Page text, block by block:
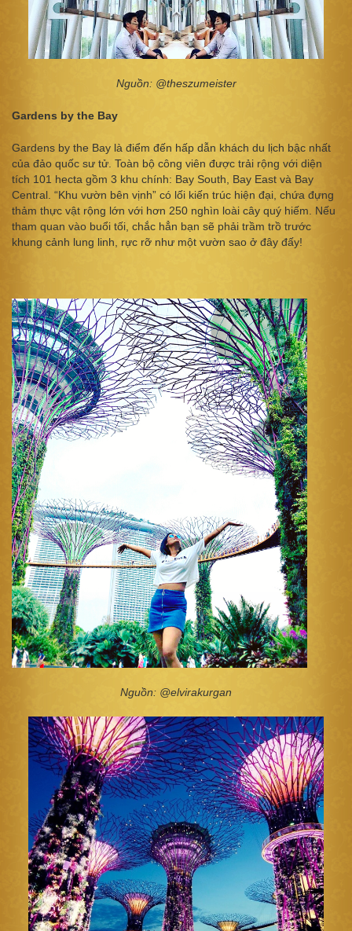
Nguồn: @theszumeister
Gardens by the Bay
Gardens by the Bay là điểm đến hấp dẫn khách du lịch bậc nhất
của đảo quốc sư tử. Toàn bộ công viên được trải rộng với diện
tích 101 hecta gồm 3 khu chính: Bay South, Bay East và Bay
Central. “Khu vườn bên vịnh” có lối kiến trúc hiện đại, chứa đựng
thảm thực vật rộng lớn với hơn 250 nghìn loài cây quý hiếm. Nếu
tham quan vào buổi tối, chắc hẳn bạn sẽ phải trầm trồ trước
khung cảnh lung linh, rực rỡ như một vườn sao ở đây đấy!
Nguồn: @elvirakurgan